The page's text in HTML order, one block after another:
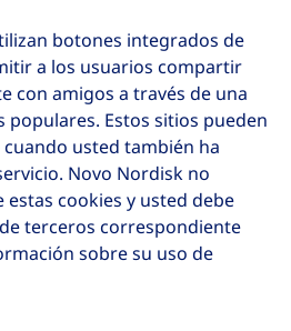
botones integrados de
a los usuarios compartir
con amigos a través de una
populares. Estos sitios pueden
usted también ha
Novo Nordisk no
cookies y usted debe
terceros correspondiente
sobre su uso de